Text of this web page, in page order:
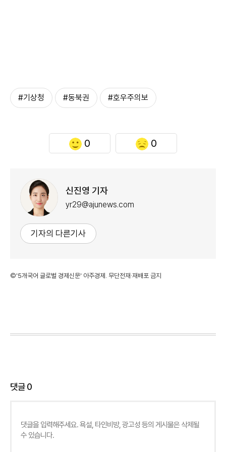
#기상청 #동북권 #호우주의보
0 0
신진영 기자
yr29@ajunews.com
기자의 다른기사
©'5개국어 글로벌 경제신문' 아주경제. 무단전재·재배포 금지
댓글0